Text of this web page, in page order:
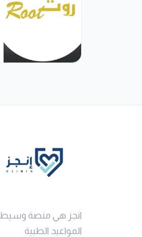
انجز هي منصة
المواعيد الطبية